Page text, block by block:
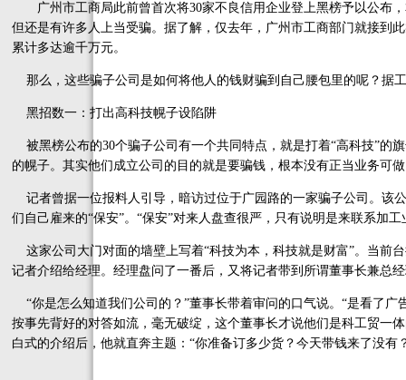
广州市工商局此前曾首次将30家不良信用企业登上黑榜予以公布
但还是有许多人上当受骗。据了解，仅去年，广州市工商部门就接到
累计多达逾千万元。
那么，这些骗子公司是如何将他人的钱财骗到自己腰包里的呢？据
黑招数一：打出高科技幌子设陷阱
被黑榜公布的30个骗子公司有一个共同特点，就是打着“高科技”的
的幌子。其实他们成立公司的目的就是要骗钱，根本没有正当业务可
记者曾据一位报料人引导，暗访过位于广园路的一家骗子公司。该
们自己雇来的“保安”。“保安”对来人盘查很严，只有说明是来联系加
这家公司大门对面的墙壁上写着“科技为本，科技就是财富”。当前
记者介绍给经理。经理盘问了一番后，又将记者带到所谓董事长兼总
“你是怎么知道我们公司的？”董事长带着审问的口气说。“是看了广
按事先背好的对答如流，毫无破绽，这个董事长才说他们是科工贸
白式的介绍后，他就直奔主题：“你准备订多少货？今天带钱来了没有